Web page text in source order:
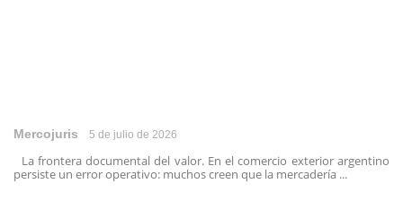
Mercojuris 5 de julio de 2026
La frontera documental del valor. En el comercio exterior argentino
persiste un error operativo: muchos creen que la mercadería ...